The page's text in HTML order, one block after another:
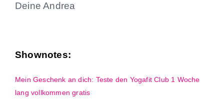
Deine Andrea
Shownotes:
Mein Geschenk an dich: Teste den Yogafit Club 1 Woche
lang vollkommen gratis